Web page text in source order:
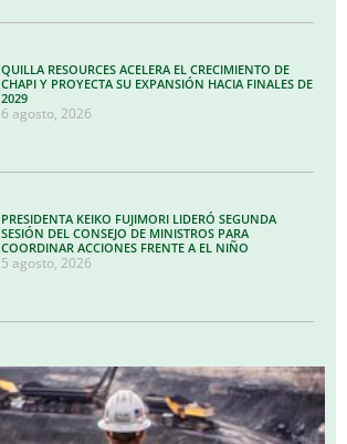
QUILLA RESOURCES ACELERA EL CRECIMIENTO DE
CHAPI Y PROYECTA SU EXPANSIÓN HACIA FINALES DE
2029
6 agosto, 2026
PRESIDENTA KEIKO FUJIMORI LIDERÓ SEGUNDA
SESIÓN DEL CONSEJO DE MINISTROS PARA
COORDINAR ACCIONES FRENTE A EL NIÑO
5 agosto, 2026